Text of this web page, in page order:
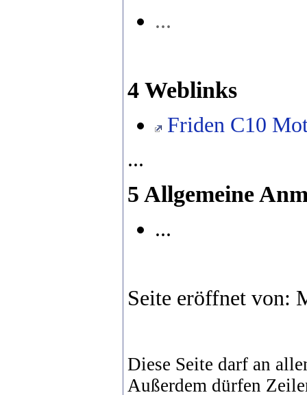
...
4 Weblinks
Friden C10
...
5 Allgemeine
...
Seite eröffnet von:
Diese Seite darf an
Außerdem dürfen